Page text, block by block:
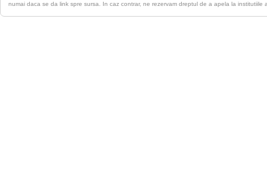
numai daca se da link spre sursa. In caz contrar, ne rezervam dreptul de a apela la institutiile